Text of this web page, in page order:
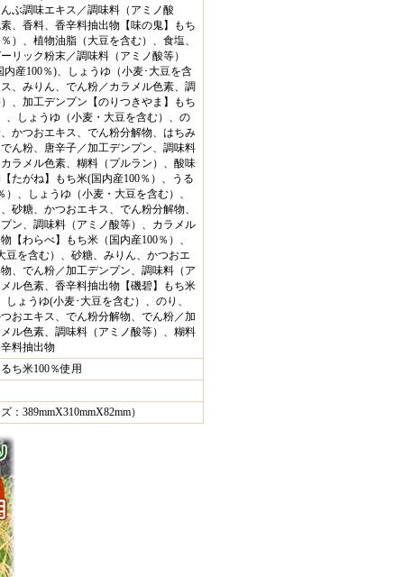
ぶ調味エキス／調味料（アミノ酸
、香料、香辛料抽出物【味の鬼】もち
）、植物油脂（大豆を含む）、食塩、
リック粉末／調味料（アミノ酸等）
産100％)、しょうゆ（小麦･大豆を含
、みりん、でん粉／カラメル色素、調
、加工デンプン【のりつきやま】もち
、しょうゆ（小麦・大豆を含む）、の
かつおエキス、でん粉分解物、はちみ
ん粉、唐辛子／加工デンプン、調味料
ラメル色素、糊料（プルラン）、酸味
たがね】もち米(国内産100％）、うる
）、しょうゆ（小麦・大豆を含む）、
砂糖、かつおエキス、でん粉分解物、
ン、調味料（アミノ酸等）、カラメル
【わらべ】もち米（国内産100％）、
豆を含む）、砂糖、みりん、かつおエ
、でん粉／加工デンプン、調味料（ア
ル色素、香辛料抽出物【磯碧】もち米
しょうゆ(小麦･大豆を含む）、のり、
おエキス、でん粉分解物、でん粉／加
ル色素、調味料（アミノ酸等）、糊料
料抽出物
ち米100％使用
：389mmX310mmX82mm）